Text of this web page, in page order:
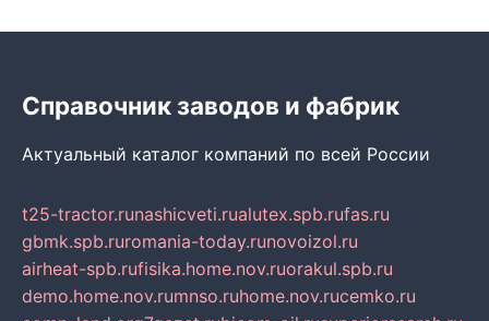
Справочник заводов и фабрик
Актуальный каталог компаний по всей России
t25-tractor.runashicveti.rualutex.spb.rufas.ru
gbmk.spb.ruromania-today.runovoizol.ru
airheat-spb.rufisika.home.nov.ruorakul.spb.ru
demo.home.nov.rumnso.ruhome.nov.rucemko.ru